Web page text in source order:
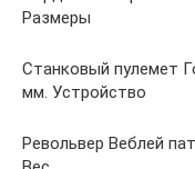
Размеры
Cтанковый пулемет
мм. Устройство
Револьвер Веблей